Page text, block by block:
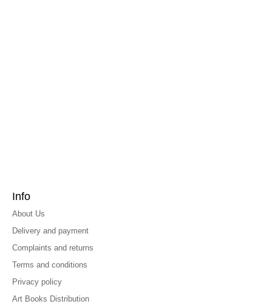
Info
About Us
Delivery and payment
Complaints and returns
Terms and conditions
Privacy policy
Art Books Distribution